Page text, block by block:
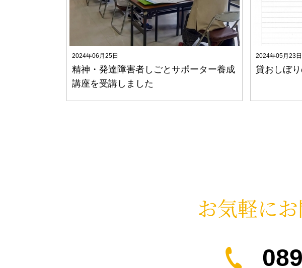
2024年06月25日
精神・発達障害者しごとサポーター養成
講座を受講しました
2024年05月23日
貸おしぼ
お気軽に